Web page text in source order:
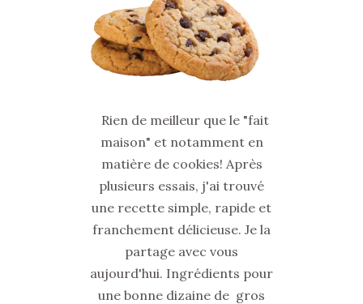
Rien de meilleur que le "fait
maison" et notamment en
matière de cookies! Après
plusieurs essais, j'ai trouvé
une recette simple, rapide et
franchement délicieuse. Je la
partage avec vous
aujourd'hui. Ingrédients pour
une bonne dizaine de gros